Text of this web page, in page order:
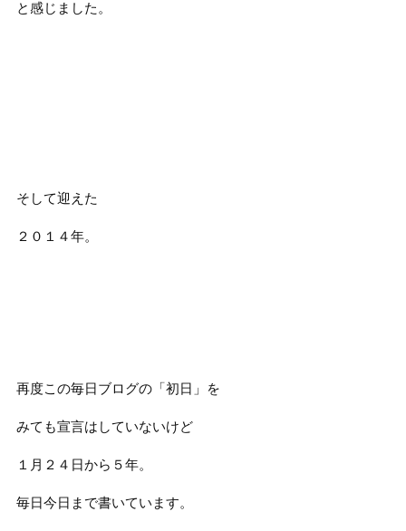
と感じました。
そして迎えた
２０１４年。
再度この毎日ブログの「初日」を
みても宣言はしていないけど
１月２４日から５年。
毎日今日まで書いています。